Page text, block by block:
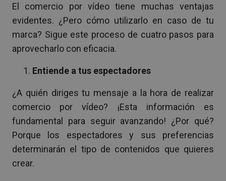
El comercio por vídeo tiene muchas ventajas
evidentes. ¿Pero cómo utilizarlo en caso de tu
marca? Sigue este proceso de cuatro pasos para
aprovecharlo con eficacia.
Entiende a tus espectadores
¿A quién diriges tu mensaje a la hora de realizar
comercio por vídeo? ¡Esta información es
fundamental para seguir avanzando! ¿Por qué?
Porque los espectadores y sus preferencias
determinarán el tipo de contenidos que quieres
crear.